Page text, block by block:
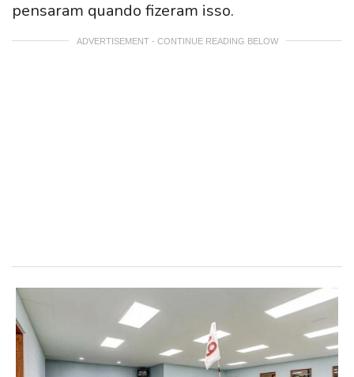
pensaram quando fizeram isso.
ADVERTISEMENT - CONTINUE READING BELOW